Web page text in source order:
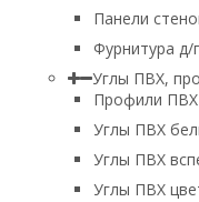
Панели
Фурнитура д/
Углы ПВХ,
Профили ПВХ
Углы ПВХ
Углы ПВХ
Углы ПВХ